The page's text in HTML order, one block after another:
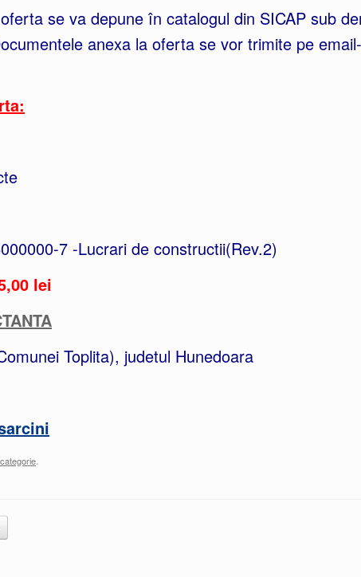
oferta se va depune în catalogul din SICAP sub
anexa la oferta se vor trimite pe
7 -Lucrari de constructii(Rev.2)
lei
Toplita), judetul Hunedoara